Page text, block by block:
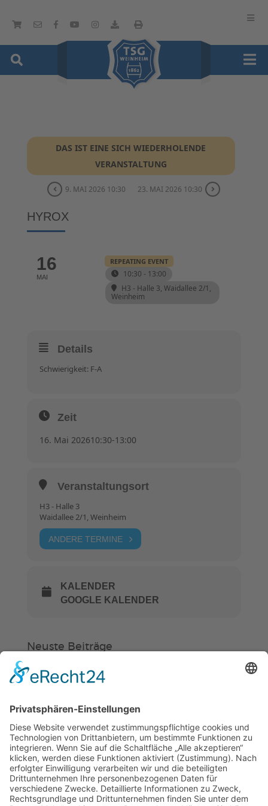
DAS IST EINE SICH WIEDERHOLENDE
VERANSTALTUNG
9. MAI 2026 10:30 23. MAI 2026 10:30
HYROX
16
MAI
REPEATING EVENT
10:30 - 13:00
H3 - Halle 3, Waidallee 2/1,
Weinheim
Details
Schwierigkeit: F-A
Zeit
16. Mai 202610:30-13:00
Veranstaltungsort
H3 - Halle 3
Waidallee 2/1, Weinheim
ANDERE TERMINE
KALENDER
GOOGLE KALENDER
Neuste Beiträge
Verein
ab 13 Uhr geschlossen
„Am Ende bekommt jeder ein
Schwimmabzeichen“